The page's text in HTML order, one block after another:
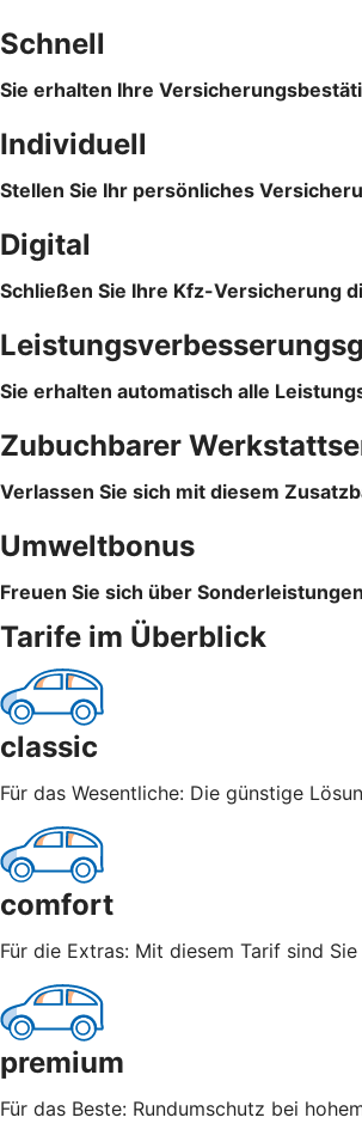
Schnell
Sie erhalten Ihre
Individuell
Stellen Sie Ihr persönliches
Digital
Schließen Sie Ihre Kfz-Versicherung
Sie erhalten automatisch alle
Zubuchbarer
Verlassen Sie sich mit diesem
Umweltbonus
Freuen Sie sich über
Tarife im Überblick
classic
Für das Wesentliche: Die günstige
comfort
Für die Extras: Mit diesem Tarif sind
premium
Für das Beste: Rundumschutz bei